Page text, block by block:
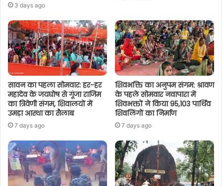
3 days ago
सावन का पहला सोमवार: हर-हर
महादेव के जयघोष से गूंजा राजिम
का त्रिवेणी संगम, शिवालयों में
उमड़ा आस्था का सैलाब
7 days ago
शिवभक्ति का अनुपम संगम: श्रावण
के पहले सोमवार नवापारा में
शिवभक्तों ने किया 95,103 पार्थिव
शिवलिंगों का निर्माण
7 days ago